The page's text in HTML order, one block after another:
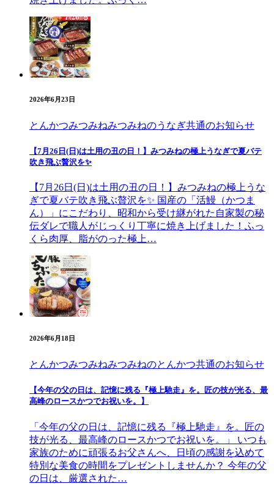
2026年6月23日
とんかつみつみねみつみねのうなぎ共通のお知らせ
【7月26日(日)は土用の丑の日！】みつみねの極上うなぎで夏バテ
吹き飛ぶ贅沢を✨
【7月26日(日)は土用の丑の日！】みつみねの極上うな
ぎで夏バテ吹き飛ぶ贅沢を✨ 国産の「活鰻（かつま
ん）」にこだわり、昭和から受け継がれた自家製の秘
伝ダレで職人がじっくり丁寧に焼き上げました！ふっ
くら肉厚、脂がのった極上…
2026年6月18日
とんかつみつみねみつみねのとんかつ共通のお知らせ
【今年の父の日は、記憶に残る『極上馳走』を。匠の技が光る、最
高峰のロースかつでお祝いを。】
「今年の父の日は、記憶に残る『極上馳走』を。匠の
技が光る、最高峰のロースかつでお祝いを。」 いつも
家族のために頑張るお父さんへ、日頃の感謝を込めて
特別な美食の時間をプレゼントしませんか？ 今年の父
の日は、厳選された…